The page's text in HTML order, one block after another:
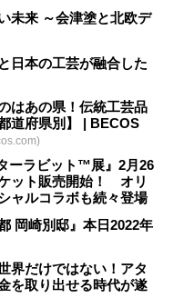
未来 ～会津塗と北欧デ
日本の工芸が融合した
はあの県！伝統工芸品
道府県別】 | BECOS
ーラビット™展』2月26
ット販売開始！ オリ
ャルコラボも続々登場
岡崎別邸』本日2022年
界だけではない！アタ
を取り出せる時代が遂